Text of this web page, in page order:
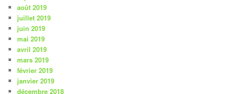
août 2019
juillet 2019
juin 2019
mai 2019
avril 2019
mars 2019
février 2019
janvier 2019
décembre 2018